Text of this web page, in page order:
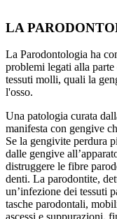
LA
La Parodontologia ha
problemi legati alla
tessuti molli, quali la
l'osso.
Una patologia curata
manifesta con gengive
Se la gengivite perdura
dalle gengive
distruggere le fibre
denti. La parodontite,
un’infezione dei tessuti
tasche parodontali,